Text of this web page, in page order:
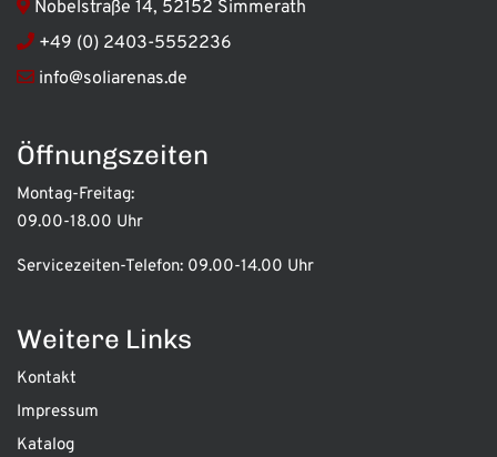
Nobelstraße 14, 52152 Simmerath
+49 (0) 2403-5552236
info@soliarenas.de
Öffnungszeiten
Montag-Freitag:
09.00-18.00 Uhr
Servicezeiten-Telefon: 09.00-14.00 Uhr
Weitere Links
Kontakt
Impressum
Katalog